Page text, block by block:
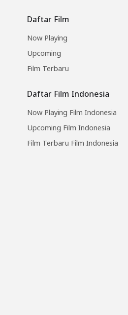
Daftar Film
Now Playing
Upcoming
Film Terbaru
Daftar Film Indonesia
Now Playing Film Indonesia
Upcoming Film Indonesia
Film Terbaru Film Indonesia